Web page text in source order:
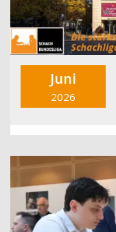
Juni
2026